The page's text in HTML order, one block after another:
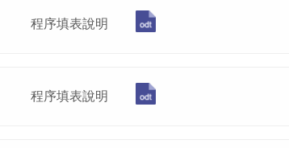
程序填表說明
程序填表說明